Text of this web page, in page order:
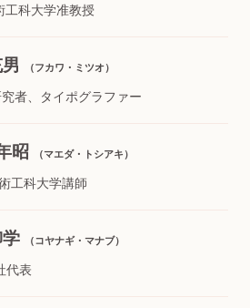
工科大学准教授
（フカワ・ミツオ）
者、タイポグラファー
昭 （マエダ・トシアキ）
工科大学講師
（コヤナギ・マナブ）
代表